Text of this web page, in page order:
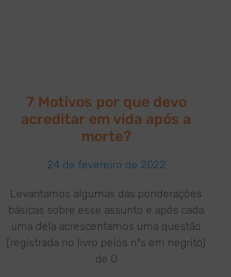
7 Motivos por que devo
acreditar em vida após a
morte?
24 de fevereiro de 2022
Levantamos algumas das ponderações
básicas sobre esse assunto e após cada
uma dela acrescentamos uma questão
(registrada no livro pelos nºs em negrito)
de O